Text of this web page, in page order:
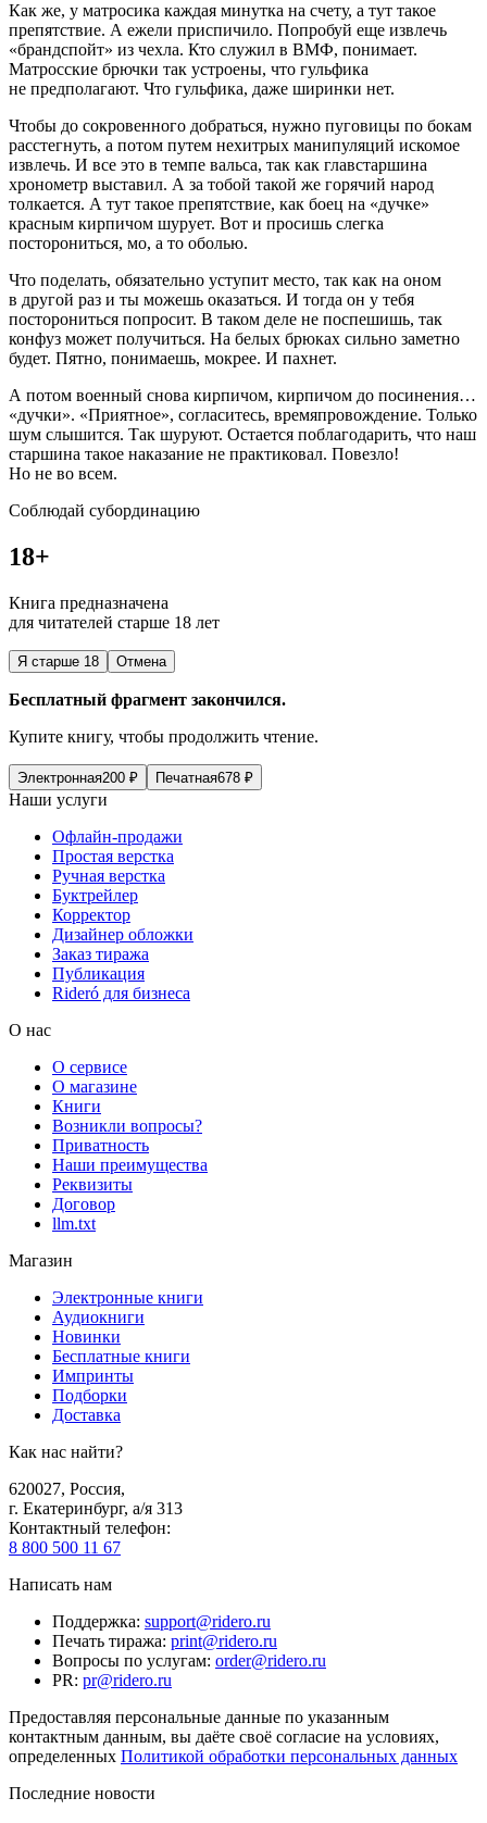
Как же, у матросика каждая минутка на счету, а тут такое
препятствие. А ежели приспичило. Попробуй еще извлечь
«брандспойт» из чехла. Кто служил в ВМФ, понимает.
Матросские брючки так устроены, что гульфика
не предполагают. Что гульфика, даже ширинки нет.
Чтобы до сокровенного добраться, нужно пуговицы по бокам
расстегнуть, а потом путем нехитрых манипуляций искомое
извлечь. И все это в темпе вальса, так как главстаршина
хронометр выставил. А за тобой такой же горячий народ
толкается. А тут такое препятствие, как боец на «дучке»
красным кирпичом шурует. Вот и просишь слегка
посторониться, мо, а то оболью.
Что поделать, обязательно уступит место, так как на оном
в другой раз и ты можешь оказаться. И тогда он у тебя
посторониться попросит. В таком деле не поспешишь, так
конфуз может получиться. На белых брюках сильно заметно
будет. Пятно, понимаешь, мокрее. И пахнет.
А потом военный снова кирпичом, кирпичом до посинения…
«дучки». «Приятное», согласитесь, времяпровождение. Только
шум слышится. Так шуруют. Остается поблагодарить, что наш
старшина такое наказание не практиковал. Повезло!
Но не во всем.
Соблюдай субординацию
18+
Книга предназначена
для читателей старше 18 лет
Я старше 18 Отмена
Бесплатный фрагмент закончился.
Купите книгу, чтобы продолжить чтение.
Электронная200 ₽ Печатная678 ₽
Наши услуги
Офлайн-продажи
Простая верстка
Ручная верстка
Буктрейлер
Корректор
Дизайнер обложки
Заказ тиража
Публикация
Rideró для бизнеса
О нас
О сервисе
О магазине
Книги
Возникли вопросы?
Приватность
Наши преимущества
Реквизиты
Договор
llm.txt
Магазин
Электронные книги
Аудиокниги
Новинки
Бесплатные книги
Импринты
Подборки
Доставка
Как нас найти?
620027, Россия,
г. Екатеринбург, а/я 313
Контактный телефон:
8 800 500 11 67
Написать нам
Поддержка: support@ridero.ru
Печать тиража: print@ridero.ru
Вопросы по услугам: order@ridero.ru
PR: pr@ridero.ru
Предоставляя персональные данные по указанным
контактным данным, вы даёте своё согласие на условиях,
определенных Политикой обработки персональных данных
Последние новости